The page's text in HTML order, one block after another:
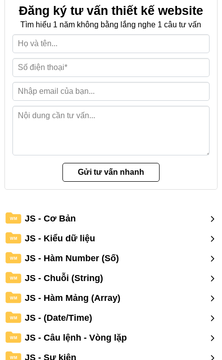
Đăng ký tư vấn thiết kế website
Tìm hiểu 1 năm không bằng lắng nghe 1 câu tư vấn
WM JS - Cơ Bản
WM JS - Kiểu dữ liệu
WM JS - Hàm Number (Số)
WM JS - Chuỗi (String)
WM JS - Hàm Mảng (Array)
WM JS - (Date/Time)
WM JS - Câu lệnh - Vòng lặp
WM JS - Sự kiện